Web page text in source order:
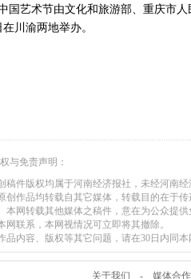
工业遗存上“长”出文化IP群
河南可再生能源装机突破1亿千
“七一勋章”获得者丨“炼油专家”
“建设社会主义现代化强国，关
豫篮联赛结束第十七轮争夺 两小
算力，正在重新“耕种”中原
河南省二十条硬核举措出炉 力
国艺术节由文化和旅游部、重庆市
川渝两地举办。
与免责声明：
稿件版权均属于河南经济报社，未经河南
创作品均转载自其它媒体，转载目的在于
本网转载其他媒体之稿件，意在为公众提
网联系，本网视情况可立即将其撤除。
品内容、版权等其它问题，请在30日内同本
关于我们 - 媒体合作